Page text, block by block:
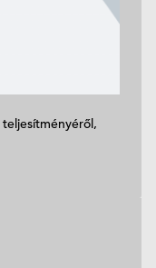
teljesítményéről,